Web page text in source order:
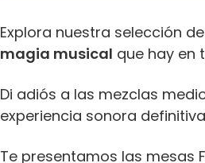
Explora nuestra selección
magia musical que hay en
Di adiós a las mezclas
experiencia sonora
Te presentamos las mesas